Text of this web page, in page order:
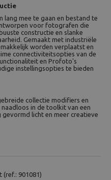
lang mee te gaan en bestand te
voor fotografen die
constructie en slanke
Gemaakt met industriële
worden verplaatst en
connectiviteitsopties van de
en Profoto's
instellingsopties te bieden
collectie modifiers en
in de toolkit van een
licht en meer creatieve
901081)